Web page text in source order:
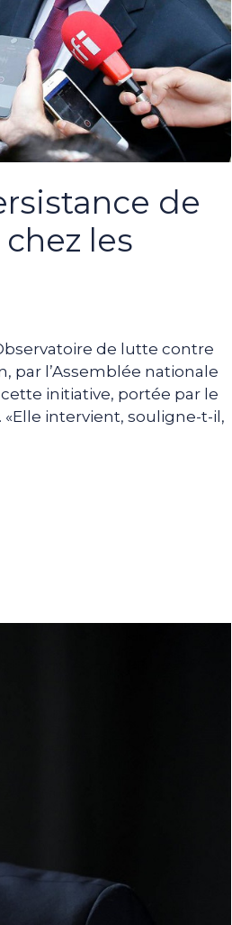
de
les
de lutte contre
par l’Assemblée nationale
cette initiative, portée par le
intervient, souligne-t-il,